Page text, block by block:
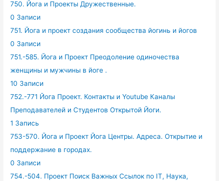
750. Йога и Проекты Дружественные.
0 Записи
751. Йога и проект создания сообщества йогинь и йогов
0 Записи
751.-585. Йога и Проект Преодоление одиночества
женщины и мужчины в йоге .
10 Записи
752.-771 Йога Проект. Контакты и Youtube Каналы
Преподавателей и Студентов Открытой Йоги.
1 Запись
753-570. Йога и Проект Йога Центры. Адреса. Открытие и
поддержание в городах.
0 Записи
754.-504. Проект Поиск Важных Ссылок по IT, Наука,